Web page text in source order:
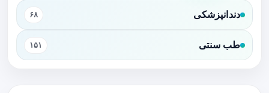
دندانپزشکی ۶۸
طب سنتی ۱۵۱